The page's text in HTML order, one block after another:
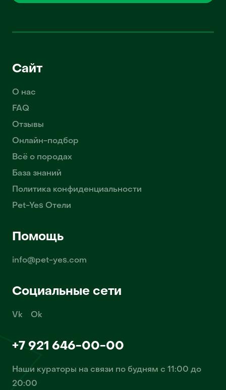
Сайт
О нас
FAQ
Отзывы
Онлайн-подбор
Всё о породах
База знаний
Политика конфиденциальности
Pet-Yes Отели
Помощь
info@pet-yes.com
Социальные сети
Vk Ok
+7 921 646-00-00
Наши кураторы на связи по будням с 11:00 до
20:00